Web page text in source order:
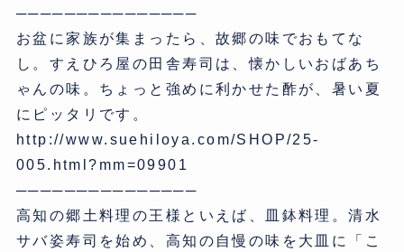
───────────────
お盆に家族が集まったら、故郷の味でおもてな
し。すえひろ屋の田舎寿司は、懐かしいおばあち
ゃんの味。ちょっと強めに利かせた酢が、暑い夏
にピッタリです。
http://www.suehiloya.com/SHOP/25-
005.html?mm=09901
───────────────
高知の郷土料理の王様といえば、皿鉢料理。清水
サバ姿寿司を始め、高知の自慢の味を大皿に「こ